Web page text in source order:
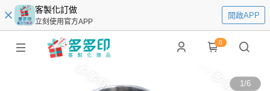
客製化訂做
立刻使用官方APP
開啟APP
0
1/6